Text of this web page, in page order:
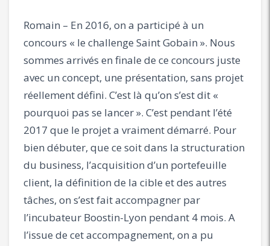
Romain – En 2016, on a participé à un
concours « le challenge Saint Gobain ». Nous
sommes arrivés en finale de ce concours juste
avec un concept, une présentation, sans projet
réellement défini. C’est là qu’on s’est dit «
pourquoi pas se lancer ». C’est pendant l’été
2017 que le projet a vraiment démarré. Pour
bien débuter, que ce soit dans la structuration
du business, l’acquisition d’un portefeuille
client, la définition de la cible et des autres
tâches, on s’est fait accompagner par
l’incubateur Boostin-Lyon pendant 4 mois. A
l’issue de cet accompagnement, on a pu